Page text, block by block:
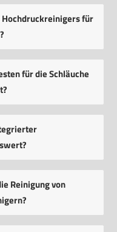
für
für die Schläuche
Reinigung von